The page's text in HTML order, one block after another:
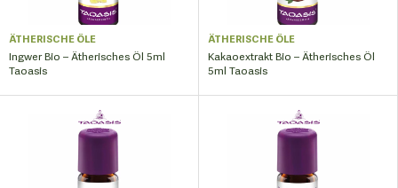
ÄTHERISCHE ÖLE
Ingwer Bio – Ätherisches Öl 5ml
Taoasis
ÄTHERISCHE ÖLE
Kakaoextrakt Bio – Ätherisches Öl
5ml Taoasis